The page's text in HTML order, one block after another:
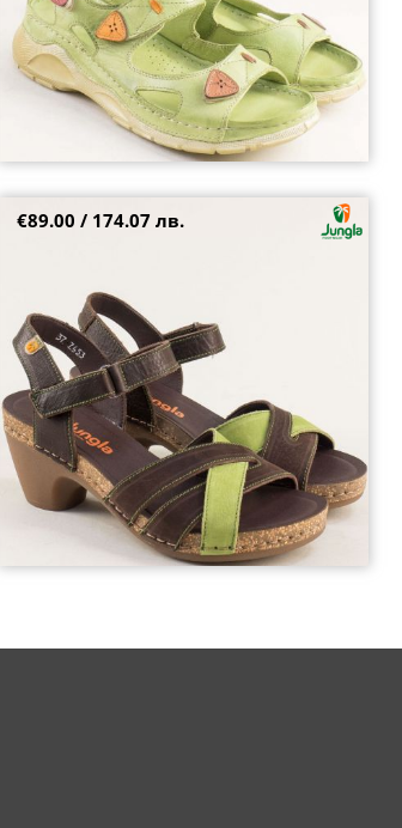
Jungla дамски кафяви сандали естествена
39
€89.00 / 174.07 лв.